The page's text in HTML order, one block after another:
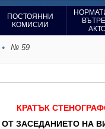
ПОСТОЯННИ
КОМИСИИ
№ 59
КРАТЪК
ОТ ЗАСЕДАНИЕТО НА